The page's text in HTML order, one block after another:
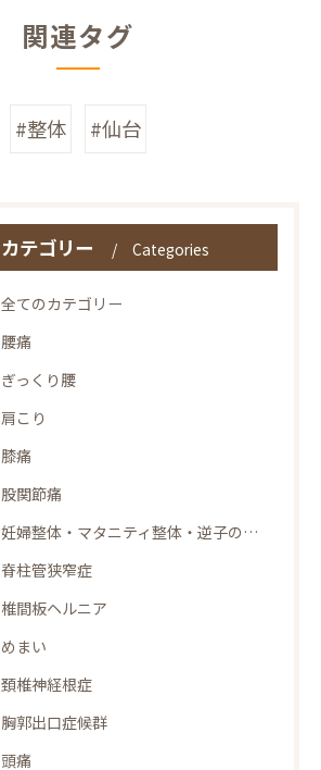
関連タグ
#整体 #仙台
カテゴリー Categories
全てのカテゴリー
腰痛
ぎっくり腰
肩こり
膝痛
股関節痛
妊婦整体・マタニティ整体・逆子の整体
脊柱管狭窄症
椎間板ヘルニア
めまい
頚椎神経根症
胸郭出口症候群
頭痛